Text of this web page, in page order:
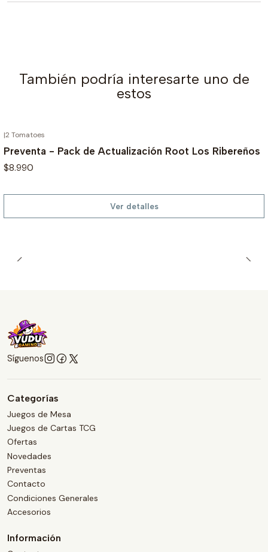
También podría interesarte uno de
estos
|2 Tomatoes
Preventa - Pack de Actualización Root Los Ribereños
$8.990
Ver detalles
Síguenos
Categorías
Juegos de Mesa
Juegos de Cartas TCG
Ofertas
Novedades
Preventas
Contacto
Condiciones Generales
Accesorios
Información